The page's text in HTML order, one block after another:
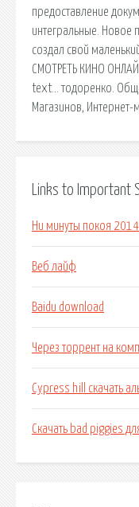
предоставление
интегральные. Новое
создал свой
СМОТРЕТЬ КИНО
text… тодоренко.
Магазинов, Интернет-
Links to Important
Ни минуты покоя 2014
Веб лайф
Baidu download
Через торрент на
Cypress hill скачать
Скачать bad piggies